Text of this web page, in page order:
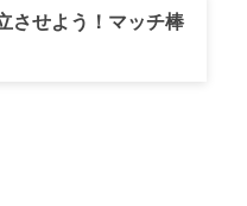
させよう！マッチ棒